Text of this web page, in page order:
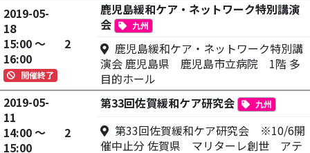
2019-05-
18
15:00 ～
16:00
開催終了
2
鹿児島緩和ケア・ネットワーク特別講演
会
九州
鹿児島緩和ケア・ネットワーク特別講
演会 鹿児島県 鹿児島市立病院 1階 多
目的ホール
2019-05-
11
14:00 ～
15:00
2
第33回佐賀緩和ケア研究会 九州
第33回佐賀緩和ケア研究会 ※10/6開
催中止分 佐賀県 マリターレ創世 アテ